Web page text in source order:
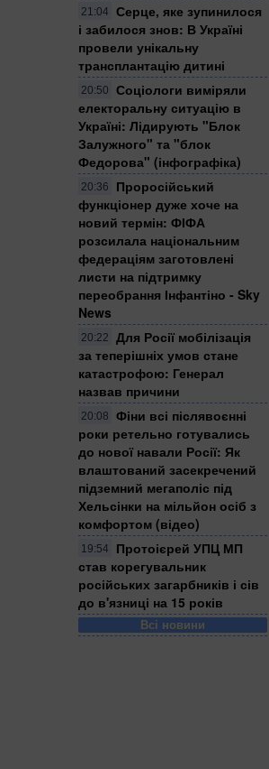
21:04
Серце, яке зупинилося
і забилося знов: В Україні
провели унікальну
трансплантацію дитині
20:50
Соціологи виміряли
електоральну ситуацію в
Україні: ​Лідирують "Блок
Залужного" та "блок
Федорова" (інфографіка)
20:36
Проросійський
функціонер дуже хоче на
новий термін: ФІФА
розсилала національним
федераціям заготовлені
листи на підтримку
переобрання Інфантіно - Sky
News
20:22
Для Росії мобілізація
за теперішніх умов стане
катастрофою: Генерал
назвав причини
20:08
Фіни всі післявоєнні
роки ретельно готувались
до нової навали Росії: Як
влаштований засекречений
підземний мегаполіс під
Хельсінки на мільйон осіб з
комфортом (відео)
19:54
Протоієрей УПЦ МП
став корегувальник
російських загарбників і сів
до в'язниці на 15 років
Всі новини